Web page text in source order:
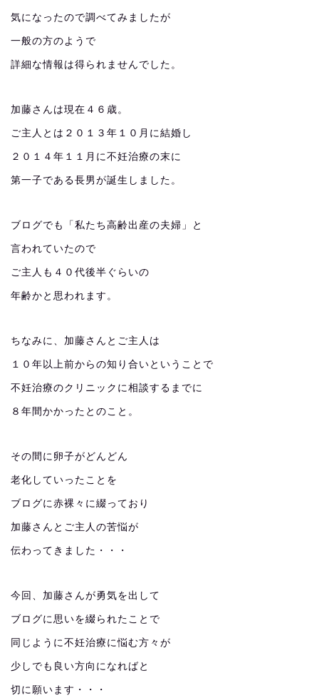
気になったので調べてみましたが
一般の方のようで
詳細な情報は得られませんでした。
加藤さんは現在４６歳。
ご主人とは２０１３年１０月に結婚し
２０１４年１１月に不妊治療の末に
第一子である長男が誕生しました。
ブログでも「私たち高齢出産の夫婦」と
言われていたので
ご主人も４０代後半ぐらいの
年齢かと思われます。
ちなみに、加藤さんとご主人は
１０年以上前からの知り合いということで
不妊治療のクリニックに相談するまでに
８年間かかったとのこと。
その間に卵子がどんどん
老化していったことを
ブログに赤裸々に綴っており
加藤さんとご主人の苦悩が
伝わってきました・・・
今回、加藤さんが勇気を出して
ブログに思いを綴られたことで
同じように不妊治療に悩む方々が
少しでも良い方向になればと
切に願います・・・